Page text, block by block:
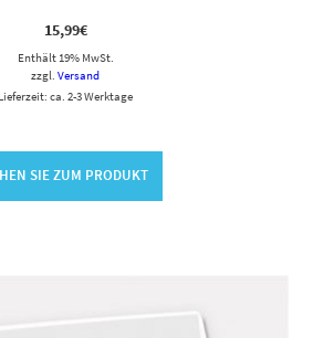
15,99€
Enthält 19% MwSt.
zzgl. Versand
Lieferzeit: ca. 2-3 Werktage
SIE ZUM PRODUKT